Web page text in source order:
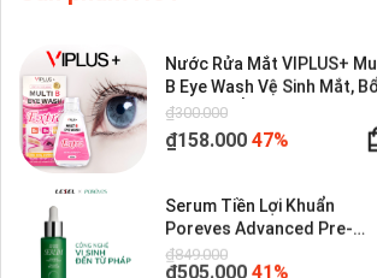
Nước Rửa Mắt VIPLUS+
B Eye Wash Vệ Sinh Mắt,
Sung Độ Ẩm Cho Đôi Mắt
Khoẻ Đẹp 300ml
₫300.000
₫158.000 47%
Serum Tiền Lợi Khuẩn
Poreves Advanced Pre-
₫849.000
₫505.000 41%